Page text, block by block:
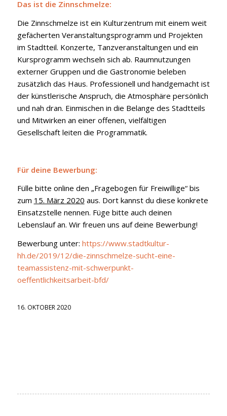
Das ist die Zinnschmelze:
Die Zinnschmelze ist ein Kulturzentrum mit einem weit
gefächerten Veranstaltungsprogramm und Projekten
im Stadtteil. Konzerte, Tanzveranstaltungen und ein
Kursprogramm wechseln sich ab. Raumnutzungen
externer Gruppen und die Gastronomie beleben
zusätzlich das Haus. Professionell und handgemacht ist
der künstlerische Anspruch, die Atmosphäre persönlich
und nah dran. Einmischen in die Belange des Stadtteils
und Mitwirken an einer offenen, vielfältigen
Gesellschaft leiten die Programmatik.
Für deine Bewerbung:
Fülle bitte online den „Fragebogen für Freiwillige“ bis
zum 15. März 2020 aus. Dort kannst du diese konkrete
Einsatzstelle nennen. Füge bitte auch deinen
Lebenslauf an. Wir freuen uns auf deine Bewerbung!
Bewerbung unter: https://www.stadtkultur-
hh.de/2019/12/die-zinnschmelze-sucht-eine-
teamassistenz-mit-schwerpunkt-
oeffentlichkeitsarbeit-bfd/
16. OKTOBER 2020